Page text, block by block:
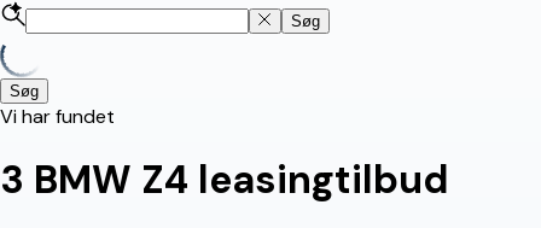
Søg
Søg
Vi har fundet
3 BMW Z4 leasingtilbud